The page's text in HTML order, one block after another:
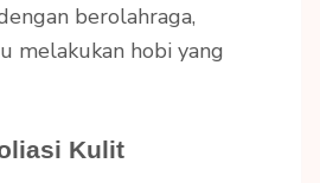
berolahraga,
melakukan hobi yang
Kulit